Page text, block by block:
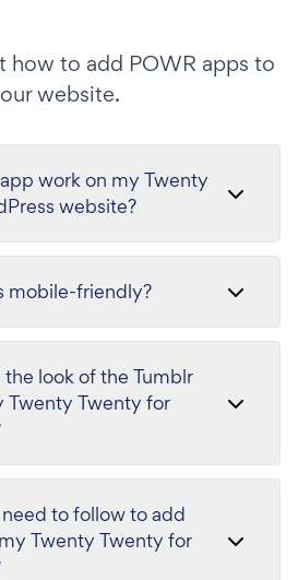
how to add POWR apps to
website.
work on my Twenty
website?
mobile-friendly?
look of the Tumblr
Twenty Twenty for
to follow to add
Twenty Twenty for